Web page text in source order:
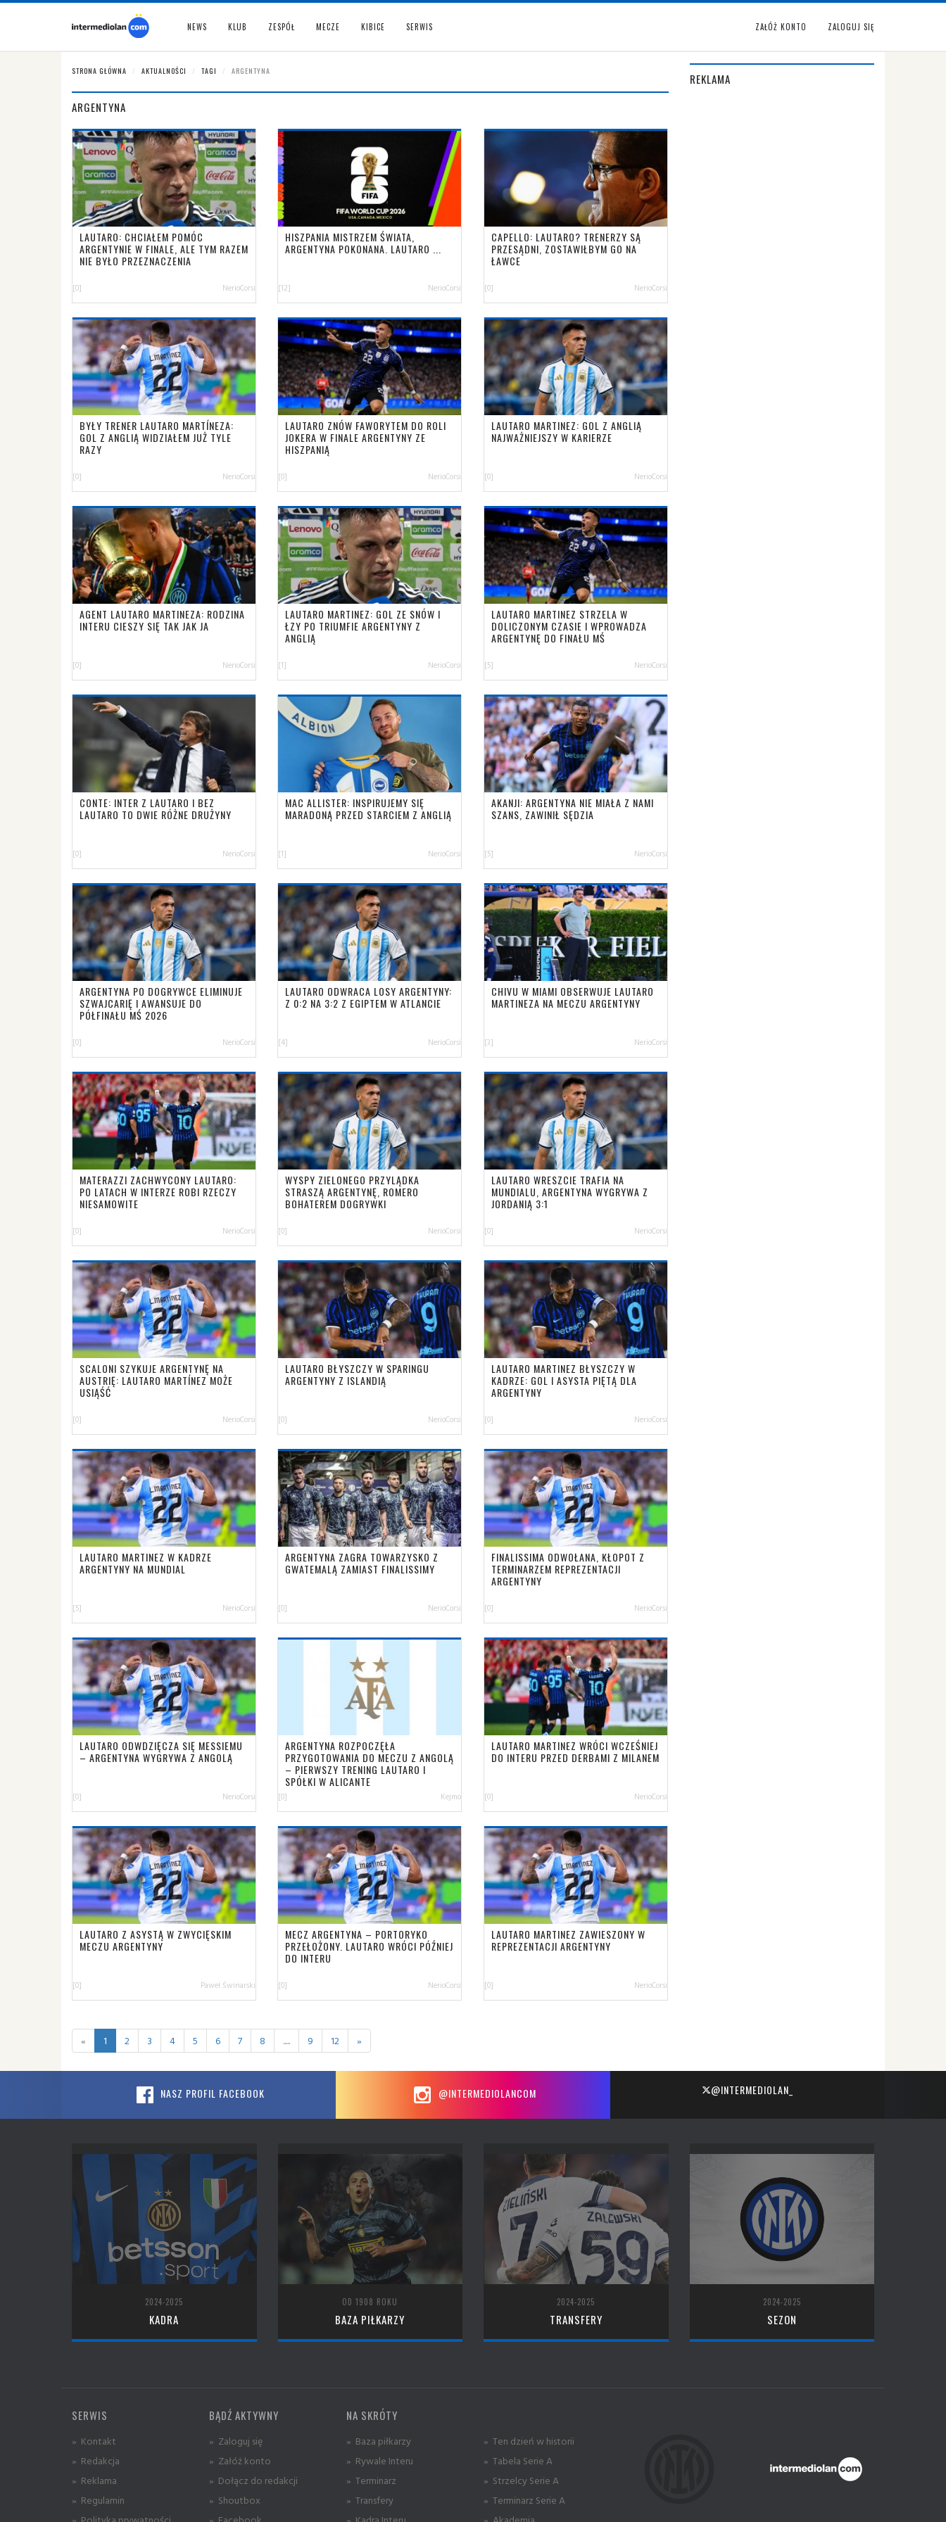
NEWS KLUB ZESPÓŁ MECZE KIBICE SERWIS ZAŁÓŻ KONTO ZALOGUJ SIĘ
STRONA GŁÓWNA AKTUALNOŚCI TAGI ARGENTYNA
ARGENTYNA
LAUTARO: CHCIAŁEM POMÓC
ARGENTYNIE W FINALE, ALE TYM RAZEM
NIE BYŁO PRZEZNACZENIA
[0] NerioCorsi
HISZPANIA MISTRZEM ŚWIATA,
ARGENTYNA POKONANA. LAUTARO ...
[12] NerioCorsi
CAPELLO: LAUTARO? TRENERZY SĄ
PRZESĄDNI, ZOSTAWIŁBYM GO NA
ŁAWCE
[0] NerioCorsi
BYŁY TRENER LAUTARO MARTÍNEZA:
GOL Z ANGLIĄ WIDZIAŁEM JUŻ TYLE
RAZY
[0] NerioCorsi
LAUTARO ZNÓW FAWORYTEM DO ROLI
JOKERA W FINALE ARGENTYNY ZE
HISZPANIĄ
[0] NerioCorsi
LAUTARO MARTINEZ: GOL Z ANGLIĄ
NAJWAŻNIEJSZY W KARIERZE
[0] NerioCorsi
AGENT LAUTARO MARTINEZA: RODZINA
INTERU CIESZY SIĘ TAK JAK JA
[0] NerioCorsi
LAUTARO MARTINEZ: GOL ZE SNÓW I
ŁZY PO TRIUMFIE ARGENTYNY Z
ANGLIĄ
[1] NerioCorsi
LAUTARO MARTINEZ STRZELA W
DOLICZONYM CZASIE I WPROWADZA
ARGENTYNĘ DO FINAŁU MŚ
[5] NerioCorsi
CONTE: INTER Z LAUTARO I BEZ
LAUTARO TO DWIE RÓŻNE DRUŻYNY
[0] NerioCorsi
MAC ALLISTER: INSPIRUJEMY SIĘ
MARADONĄ PRZED STARCIEM Z ANGLIĄ
[1] NerioCorsi
AKANJI: ARGENTYNA NIE MIAŁA Z NAMI
SZANS, ZAWINIŁ SĘDZIA
[5] NerioCorsi
ARGENTYNA PO DOGRYWCE ELIMINUJE
SZWAJCARIĘ I AWANSUJE DO
PÓŁFINAŁU MŚ 2026
[0] NerioCorsi
LAUTARO ODWRACA LOSY ARGENTYNY:
Z 0:2 NA 3:2 Z EGIPTEM W ATLANCIE
[4] NerioCorsi
CHIVU W MIAMI OBSERWUJE LAUTARO
MARTINEZA NA MECZU ARGENTYNY
[3] NerioCorsi
MATERAZZI ZACHWYCONY LAUTARO:
PO LATACH W INTERZE ROBI RZECZY
NIESAMOWITE
[0] NerioCorsi
WYSPY ZIELONEGO PRZYLĄDKA
STRASZĄ ARGENTYNĘ, ROMERO
BOHATEREM DOGRYWKI
[0] NerioCorsi
LAUTARO WRESZCIE TRAFIA NA
MUNDIALU, ARGENTYNA WYGRYWA Z
JORDANIĄ 3:1
[0] NerioCorsi
SCALONI SZYKUJE ARGENTYNĘ NA
AUSTRIĘ: LAUTARO MARTÍNEZ MOŻE
USIĄŚĆ
[0] NerioCorsi
LAUTARO BŁYSZCZY W SPARINGU
ARGENTYNY Z ISLANDIĄ
[0] NerioCorsi
LAUTARO MARTINEZ BŁYSZCZY W
KADRZE: GOL I ASYSTA PIĘTĄ DLA
ARGENTYNY
[0] NerioCorsi
LAUTARO MARTINEZ W KADRZE
ARGENTYNY NA MUNDIAL
[5] NerioCorsi
ARGENTYNA ZAGRA TOWARZYSKO Z
GWATEMALĄ ZAMIAST FINALISSIMY
[0] NerioCorsi
FINALISSIMA ODWOŁANA, KŁOPOT Z
TERMINARZEM REPREZENTACJI
ARGENTYNY
[0] NerioCorsi
LAUTARO ODWDZIĘCZA SIĘ MESSIEMU
– ARGENTYNA WYGRYWA Z ANGOLĄ
[0] NerioCorsi
ARGENTYNA ROZPOCZĘŁA
PRZYGOTOWANIA DO MECZU Z ANGOLĄ
– PIERWSZY TRENING LAUTARO I
SPÓŁKI W ALICANTE
[0] Kejmo
LAUTARO MARTINEZ WRÓCI WCZEŚNIEJ
DO INTERU PRZED DERBAMI Z MILANEM
[0] NerioCorsi
LAUTARO Z ASYSTĄ W ZWYCIĘSKIM
MECZU ARGENTYNY
[0] Paweł Świnarski
MECZ ARGENTYNA – PORTORYKO
PRZEŁOŻONY. LAUTARO WRÓCI PÓŹNIEJ
DO INTERU
[0] NerioCorsi
LAUTARO MARTINEZ ZAWIESZONY W
REPREZENTACJI ARGENTYNY
[0] NerioCorsi
« 1 2 3 4 5 6 7 8 ..... 9 12 »
REKLAMA
NASZ PROFIL FACEBOOK @INTERMEDIOLANCOM @INTERMEDIOLAN_
2024-2025
KADRA
OD 1908 ROKU
BAZA PIŁKARZY
2024-2025
TRANSFERY
2024-2025
SEZON
SERWIS
» Kontakt
» Redakcja
» Reklama
» Regulamin
BĄDŹ AKTYWNY
» Zaloguj się
» Załóż konto
» Dołącz do redakcji
» Shoutbox
NA SKRÓTY
» Baza piłkarzy
» Rywale Interu
» Terminarz
» Transfery
» Ten dzień w historii
» Tabela Serie A
» Strzelcy Serie A
» Terminarz Serie A